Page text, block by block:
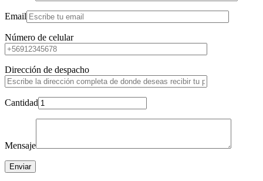
Email
Número de celular
Dirección de despacho
Cantidad
Mensaje